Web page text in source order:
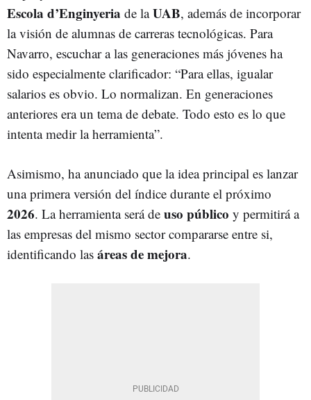
Escola d’Enginyeria de laUAB, además de incorporar
la visión de alumnas de carreras tecnológicas. Para
Navarro, escuchar a las generaciones más jóvenes ha
sido especialmente clarificador: “Para ellas, igualar
salarios es obvio. Lo normalizan. En generaciones
anteriores era un tema de debate. Todo esto es lo que
intenta medir la herramienta”.
Asimismo, ha anunciado que la idea principal es lanzar
una primera versión del índice durante el próximo
2026. La herramienta será de uso público y permitirá a
las empresas del mismo sector compararse entre si,
identificando las áreas de mejora.